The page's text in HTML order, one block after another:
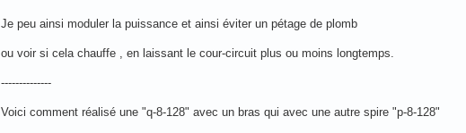
Je peu ainsi moduler la puissance et ainsi éviter un pétage de plomb
ou voir si cela chauffe , en laissant le cour-circuit plus ou moins longtemps.
--------------
Voici comment réalisé une "q-8-128" avec un bras qui avec une autre spire "p-8-128"